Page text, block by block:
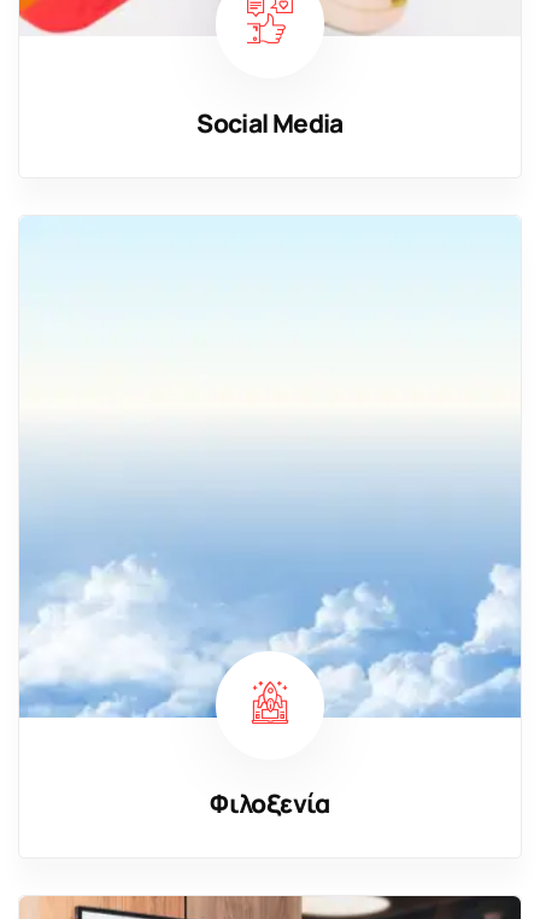
Social Media
Φιλοξενία